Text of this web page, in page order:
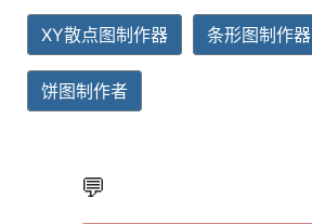
XY散点图制作器 条形图制作器
饼图制作者
💬